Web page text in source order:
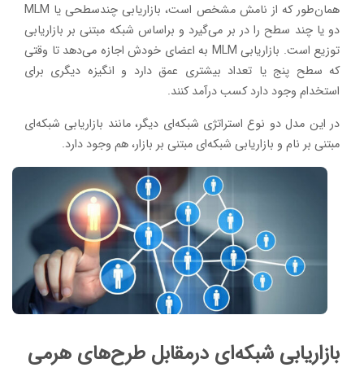
همان‌طور که از نامش مشخص است، بازاریابی چندسطحی یا MLM
دو یا چند سطح را در بر می‌گیرد و براساس شبکه مبتنی بر بازاریابی
توزیع است. بازاریابی MLM به اعضای خودش اجازه می‌دهد تا وقتی
که سطح پنج یا تعداد بیشتری عمق دارد و انگیزه دیگری برای
استخدام وجود دارد کسب درآمد کنند.
در این مدل دو نوع استراتژی شبکه‌ای دیگر، مانند بازاریابی شبکه‌ای
مبتنی بر نام و بازاریابی شبکه‌ای مبتنی بر بازار، هم وجود دارد.
بازاریابی شبکه‌ای درمقابل طرح‌های هرمی